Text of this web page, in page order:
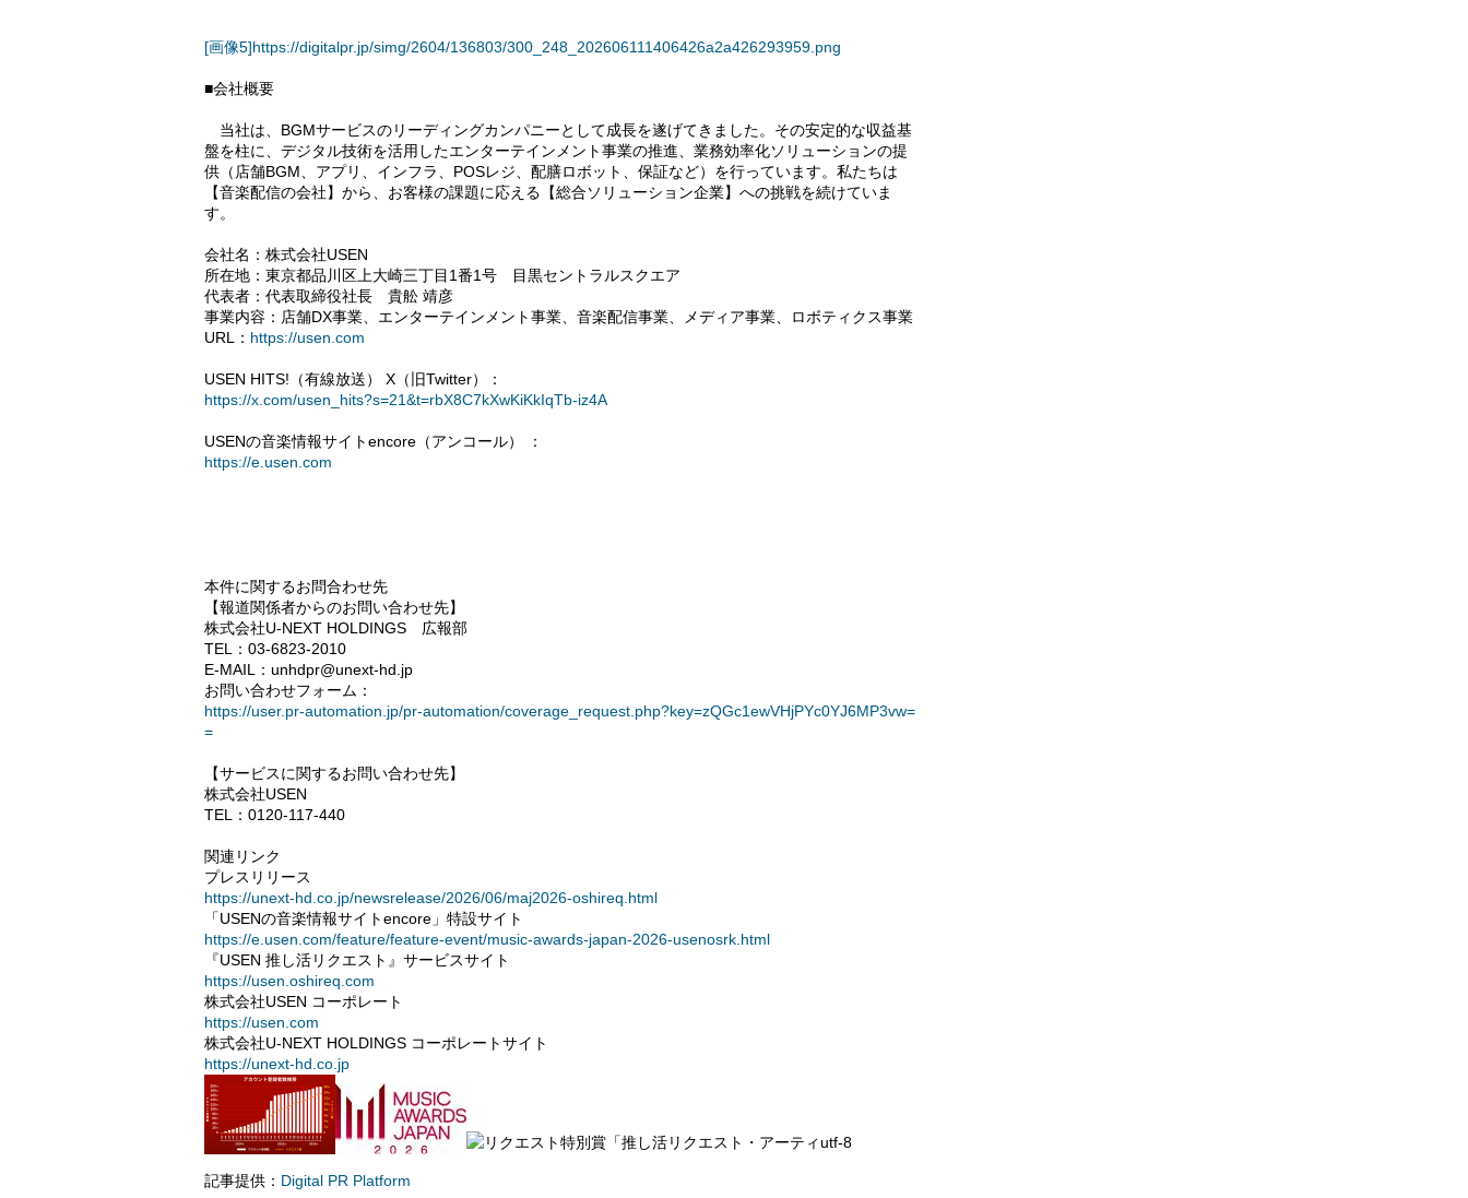
[画像5]https://digitalpr.jp/simg/2604/136803/300_248_202606111406426a2a426293959.png
■会社概要
当社は、BGMサービスのリーディングカンパニーとして成長を遂げてきました。その安定的な収益基
盤を柱に、デジタル技術を活用したエンターテインメント事業の推進、業務効率化ソリューションの提
供（店舗BGM、アプリ、インフラ、POSレジ、配膳ロボット、保証など）を行っています。私たちは
【音楽配信の会社】から、お客様の課題に応える【総合ソリューション企業】への挑戦を続けていま
す。
会社名：株式会社USEN
所在地：東京都品川区上大崎三丁目1番1号 目黒セントラルスクエア
代表者：代表取締役社長 貴舩 靖彦
事業内容：店舗DX事業、エンターテインメント事業、音楽配信事業、メディア事業、ロボティクス事業
URL： https://usen.com
USEN HITS!（有線放送） X（旧Twitter）：
https://x.com/usen_hits?s=21&t=rbX8C7kXwKiKkIqTb-iz4A
USENの音楽情報サイトencore（アンコール） ：
https://e.usen.com
本件に関するお問合わせ先
【報道関係者からのお問い合わせ先】
株式会社U-NEXT HOLDINGS 広報部
TEL：03-6823-2010
E-MAIL：unhdpr@unext-hd.jp
お問い合わせフォーム：
https://user.pr-automation.jp/pr-automation/coverage_request.php?key=zQGc1ewVHjPYc0YJ6MP3vw=
=
【サービスに関するお問い合わせ先】
株式会社USEN
TEL：0120-117-440
関連リンク
プレスリリース
https://unext-hd.co.jp/newsrelease/2026/06/maj2026-oshireq.html
「USENの音楽情報サイトencore」特設サイト
https://e.usen.com/feature/feature-event/music-awards-japan-2026-usenosrk.html
『USEN 推し活リクエスト』サービスサイト
https://usen.oshireq.com
株式会社USEN コーポレート
https://usen.com
株式会社U-NEXT HOLDINGS コーポレートサイト
https://unext-hd.co.jp
記事提供： Digital PR Platform